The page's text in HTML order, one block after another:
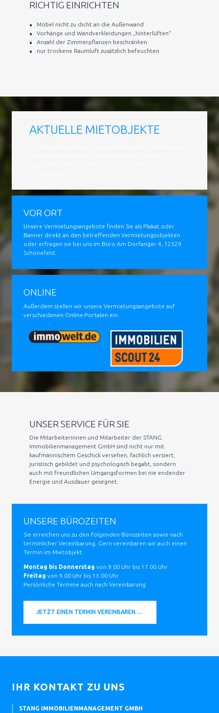
RICHTIG EINRICHTEN
Möbel nicht zu dicht an die Außenwand
Vorhänge und Wandverkleidungen „hinterlüften“
Anzahl der Zimmerpflanzen beschränken
nur trockene Raumluft zusätzlich befeuchten
AKTUELLE MIETOBJEKTE
VOR ORT
Unsere Vermietungsangebote finden Sie als Plakat oder
Banner direkt an den betreffenden Vermietungsobjekten
oder erfragen sie bei uns im Büro Am Dorfanger 4, 12529
Schönefeld.
ONLINE
Außerdem stellen wir unsere Vermietungsangebote auf
verschiedenen Online-Portalen ein.
UNSER SERVICE FÜR SIE
Die Mitarbeiterinnen und Mitarbeiter der STANG
Immobilienmanagement GmbH sind nicht nur mit
kaufmännischem Geschick versehen, fachlich versiert,
juristisch gebildet und psychologisch begabt, sondern
auch mit freundlichen Umgangsformen bei nie endender
Energie und Ausdauer gesegnet.
UNSERE BÜROZEITEN
Sie erreichen uns zu den folgenden Bürozeiten sowie nach
terminlicher Vereinbarung. Gern vereinbaren wir auch einen
Termin im Mietobjekt.
Montag bis Donnerstag von 9.00 Uhr bis 17.00 Uhr
Freitag von 9.00 Uhr bis 13.00 Uhr
Persönliche Termine auch nach Vereinbarung.
JETZT EINEN TERMIN VEREINBAREN …
IHR KONTAKT ZU UNS
STANG IMMOBILIENMANAGEMENT GMBH